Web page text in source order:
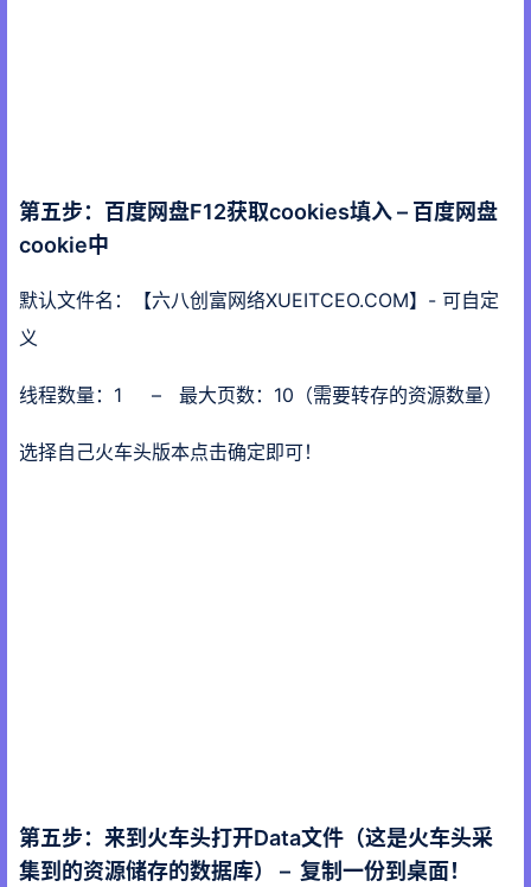
第五步：百度网盘F12获取cookies填入 – 百度网盘
cookie中
默认文件名：【六八创富网络XUEITCEO.COM】- 可自定
义
线程数量：1 – 最大页数：10（需要转存的资源数量）
选择自己火车头版本点击确定即可！
第五步：来到火车头打开Data文件（这是火车头采
集到的资源储存的数据库） – 复制一份到桌面！